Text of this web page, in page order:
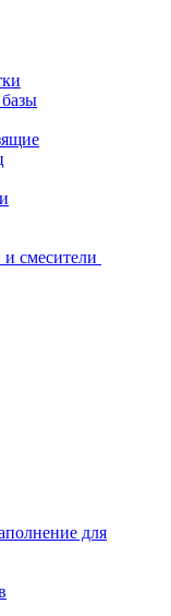
смесители
для